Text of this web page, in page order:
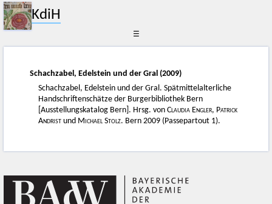
KdiH
☰
Schachzabel, Edelstein und der Gral (2009)
Schachzabel, Edelstein und der Gral. Spätmittelalterliche
Handschriftenschätze der Burgerbibliothek Bern
[Ausstellungskatalog Bern]. Hrsg. vonClaudia Engler, Patrick
Andrist und Michael Stolz. Bern 2009 (Passepartout 1).